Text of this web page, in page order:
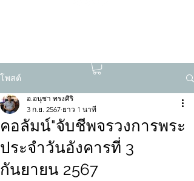
โพสต์
คอลัมน์"จับชีพจรวงการพระ
ประจำวันอังคารที่ 3
กันยายน 2567
อ.อนุชา ทรงศิริ
3 ก.ย. 2567 ยาว 1 นาที